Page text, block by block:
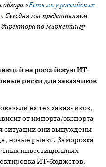
«Есть ли у российских
Сегодня мы представляем
по маркетингу
на российскую ИТ-
риски для заказчиков
на тех заказчиков,
от импорта/экспорта
ситуации они вынуждены
новые рынки. Заморозка
инвестиционных
ИТ-бюджетов,